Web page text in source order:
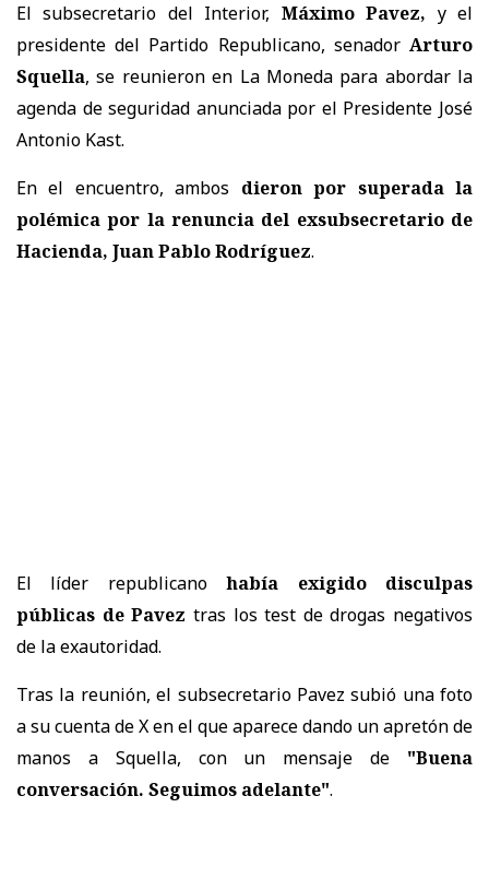
El subsecretario del Interior, Máximo Pavez, y el
presidente del Partido Republicano, senador Arturo
Squella, se reunieron en La Moneda para abordar la
agenda de seguridad anunciada por el Presidente José
Antonio Kast.
En el encuentro, ambos dieron por superada la
polémica por la renuncia del exsubsecretario de
Hacienda, Juan Pablo Rodríguez.
El líder republicanohabía exigido disculpas
públicas de Pavez tras los test de drogas negativos
de la exautoridad.
Tras la reunión, el subsecretario Pavez subió una foto
a su cuenta de X en el que aparece dando un apretón de
manos a Squella, con un mensaje de "Buena
conversación. Seguimos adelante".